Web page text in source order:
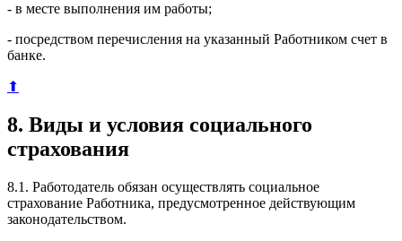
- в месте выполнения им работы;
- посредством перечисления на указанный Работником счет в
банке.
⬆
8. Виды и условия социального
страхования
8.1. Работодатель обязан осуществлять социальное
страхование Работника, предусмотренное действующим
законодательством.